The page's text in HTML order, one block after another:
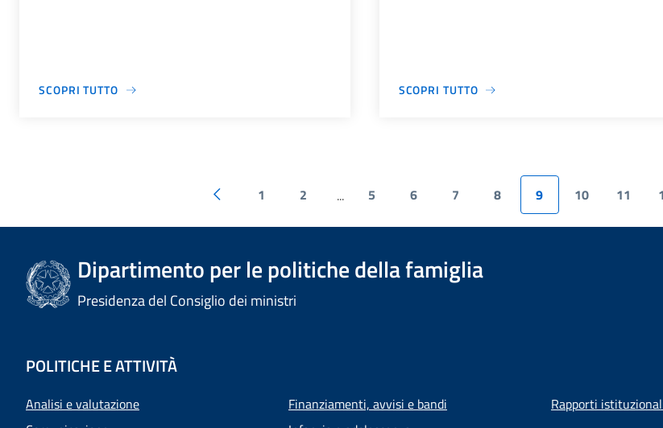
SCOPRI TUTTO SCOPRI TUTTO
1 2 ... 5 6 7 8 9 10 11
Dipartimento per le politiche della famiglia
Presidenza del Consiglio dei ministri
POLITICHE E ATTIVITÀ
Analisi e valutazione
Finanziamenti, avvisi e bandi
Rapporti